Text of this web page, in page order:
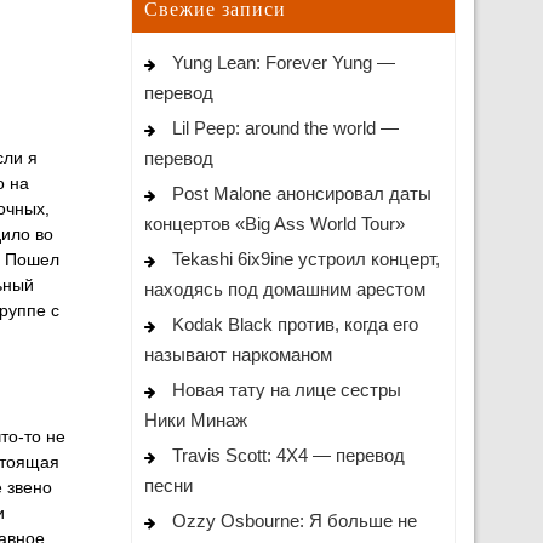
я
на
во
Пошел
с
то не
звено
Свежие записи
Yung Lean: Forever Yung —
перевод
Lil Peep: around the world —
перевод
Post Malone анонсировал даты
концертов «Big Ass World Tour»
Tekashi 6ix9ine устроил концерт,
находясь под домашним арестом
Kodak Black против, когда его
называют наркоманом
Новая тату на лице сестры
Ники Минаж
Travis Scott: 4X4 — перевод
песни
Ozzy Osbourne: Я больше не